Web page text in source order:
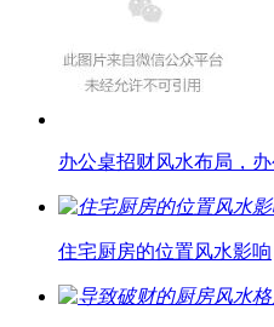
办公桌招财风水布局，
住宅厨房的位置风水影响